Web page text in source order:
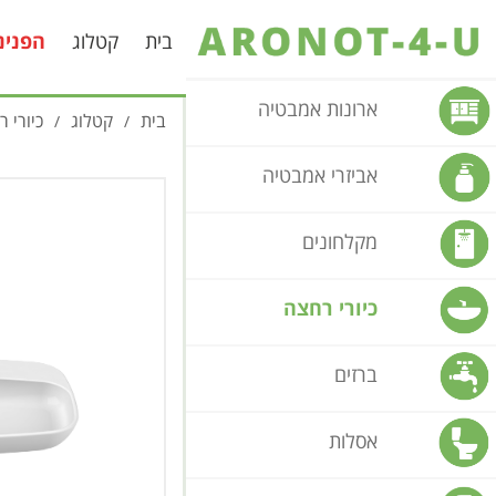
ארונות אמבטיה
אביזרי אמבטיה
מקלחונים
כיורי רחצה
ברזים
אסלות
בית קטלוג
בית / קטלוג /